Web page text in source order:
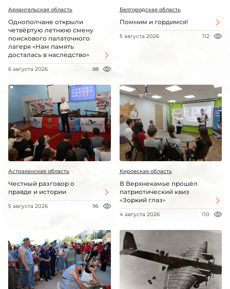
Архангельская область
Однополчане открыли
четвёртую летнюю смену
поискового палаточного
лагеря «Нам память
досталась в наследство»
6 августа 2026 88
Белгородская область
Помним и гордимся!
5 августа 2026 112
Астраханская область
Честный разговор о
правде и истории
5 августа 2026 96
Кировская область
В Верхнекамье прошёл
патриотический квиз
«Зоркий глаз»
4 августа 2026 110